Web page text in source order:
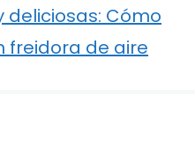
deliciosas: Cómo
freidora de aire